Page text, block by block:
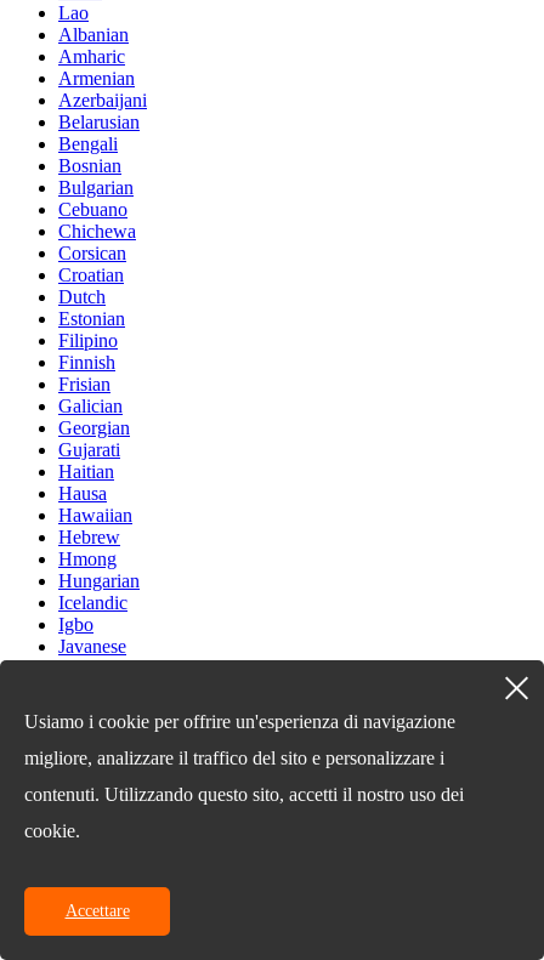
Lao
Albanian
Amharic
Armenian
Azerbaijani
Belarusian
Bengali
Bosnian
Bulgarian
Cebuano
Chichewa
Corsican
Croatian
Dutch
Estonian
Filipino
Finnish
Frisian
Galician
Georgian
Gujarati
Haitian
Hausa
Hawaiian
Hebrew
Hmong
Hungarian
Icelandic
Igbo
Javanese
Khmer
Kurdish
Kyrgyz
Latvian
Lithuanian
Luxembou..
Malagasy
Malay
Usiamo i cookie per offrire un'esperienza di navigazione
migliore, analizzare il traffico del sito e personalizzare i
contenuti. Utilizzando questo sito, accetti il ​​nostro uso dei
cookie.
Accettare